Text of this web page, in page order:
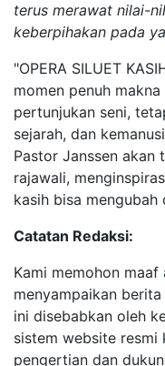
terus merawat nilai-
keberpihakan pada
"OPERA SILUET
momen penuh
pertunjukan seni,
sejarah, dan
Pastor Janssen
rajawali,
kasih bisa mengubah
Catatan Redaksi:
Kami memohon
menyampaikan
ini disebabkan oleh
sistem website resmi
pengertian dan